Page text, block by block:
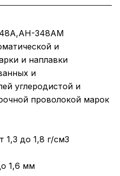
348АМ
и
и наплавки
и
углеродистой и
проволокой марок
1,3 до 1,8 г/см3
1,6 мм